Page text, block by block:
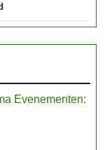
Evenementen: